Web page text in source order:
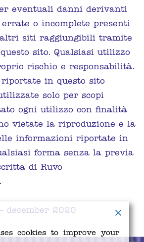
eventuali danni derivanti
o incomplete presenti
siti raggiungibili tramite
sito. Qualsiasi utilizzo
rischio e responsabilità.
in questo sito
solo per scopi
ogni utilizzo con finalità
vietate la riproduzione e la
informazioni riportate in
forma senza la previa
di Ruvo
december 2020
cookies to improve your